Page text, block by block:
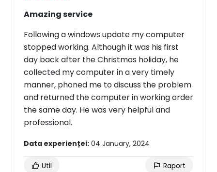
Amazing service
Following a windows update my computer
stopped working. Although it was his first
day back after the Christmas holiday, he
collected my computer in a very timely
manner, phoned me to discuss the problem
and returned the computer in working order
the same day. He was very helpful and
professional.
Data experienței: 04 January, 2024
Util Raport